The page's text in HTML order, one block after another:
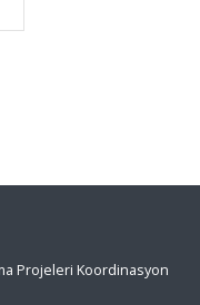
Projeleri Koordinasyon